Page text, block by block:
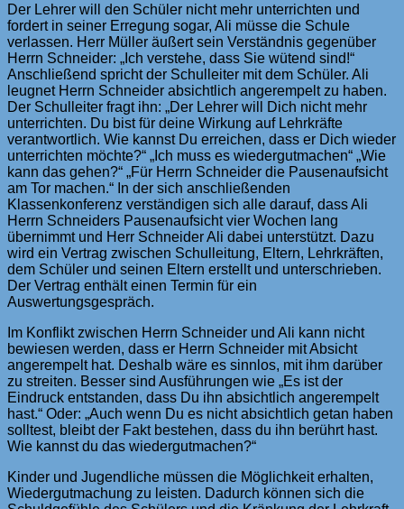
Der Lehrer will den Schüler nicht mehr unterrichten und
fordert in seiner Erregung sogar, Ali müsse die Schule
verlassen. Herr Müller äußert sein Verständnis gegenüber
Herrn Schneider: „Ich verstehe, dass Sie wütend sind!“
Anschließend spricht der Schulleiter mit dem Schüler. Ali
leugnet Herrn Schneider absichtlich angerempelt zu haben.
Der Schulleiter fragt ihn: „Der Lehrer will Dich nicht mehr
unterrichten. Du bist für deine Wirkung auf Lehrkräfte
verantwortlich. Wie kannst Du erreichen, dass er Dich wieder
unterrichten möchte?“ „Ich muss es wiedergutmachen“ „Wie
kann das gehen?“ „Für Herrn Schneider die Pausenaufsicht
am Tor machen.“ In der sich anschließenden
Klassenkonferenz verständigen sich alle darauf, dass Ali
Herrn Schneiders Pausenaufsicht vier Wochen lang
übernimmt und Herr Schneider Ali dabei unterstützt. Dazu
wird ein Vertrag zwischen Schulleitung, Eltern, Lehrkräften,
dem Schüler und seinen Eltern erstellt und unterschrieben.
Der Vertrag enthält einen Termin für ein
Auswertungsgespräch.
Im Konflikt zwischen Herrn Schneider und Ali kann nicht
bewiesen werden, dass er Herrn Schneider mit Absicht
angerempelt hat. Deshalb wäre es sinnlos, mit ihm darüber
zu streiten. Besser sind Ausführungen wie „Es ist der
Eindruck entstanden, dass Du ihn absichtlich angerempelt
hast.“ Oder: „Auch wenn Du es nicht absichtlich getan haben
solltest, bleibt der Fakt bestehen, dass du ihn berührt hast.
Wie kannst du das wiedergutmachen?“
Kinder und Jugendliche müssen die Möglichkeit erhalten,
Wiedergutmachung zu leisten. Dadurch können sich die